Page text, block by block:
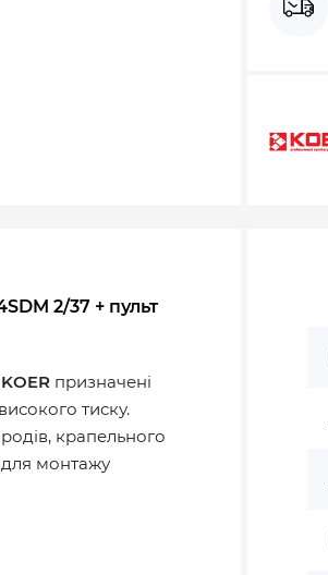
2/37 + пульт
призначенi
тиску.
крапельного
монтажу